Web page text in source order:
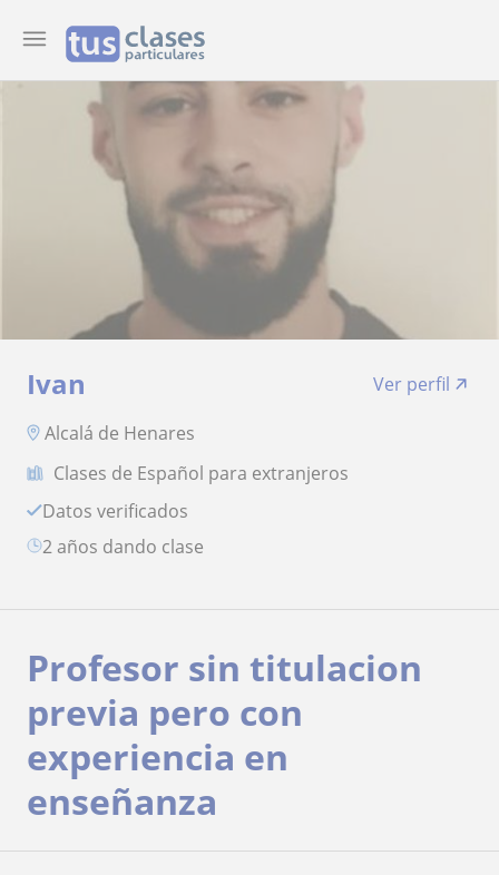
Ivan
Ver perfil
Alcalá de Henares
Clases de Español para extranjeros
Datos verificados
2 años dando clase
Profesor sin titulacion
previa pero con
experiencia en
enseñanza